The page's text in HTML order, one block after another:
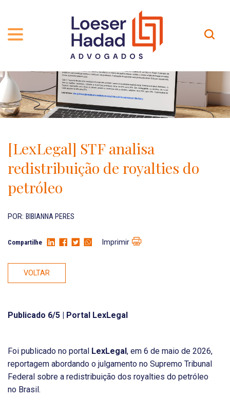
QUEM SOMOS
TRAJETÓRIA
INCLUSÃO E DIVERSIDADE
PRÊMIOS
NOSSA EQUIPE
ÁREAS DE ATUAÇÃO
PROFISSIONAIS
CARREIRA
Contato
Localização
[LexLegal] STF analisa
redistribuição de royalties do
petróleo
POR: BIBIANNA PERES
Compartilhe Imprimir
VOLTAR
Publicado 6/5 | Portal LexLegal
Foi publicado no portal LexLegal , em 6 de maio de 2026,
reportagem abordando o julgamento no Supremo Tribunal
Federal sobre a redistribuição dos royalties do petróleo
no Brasil.